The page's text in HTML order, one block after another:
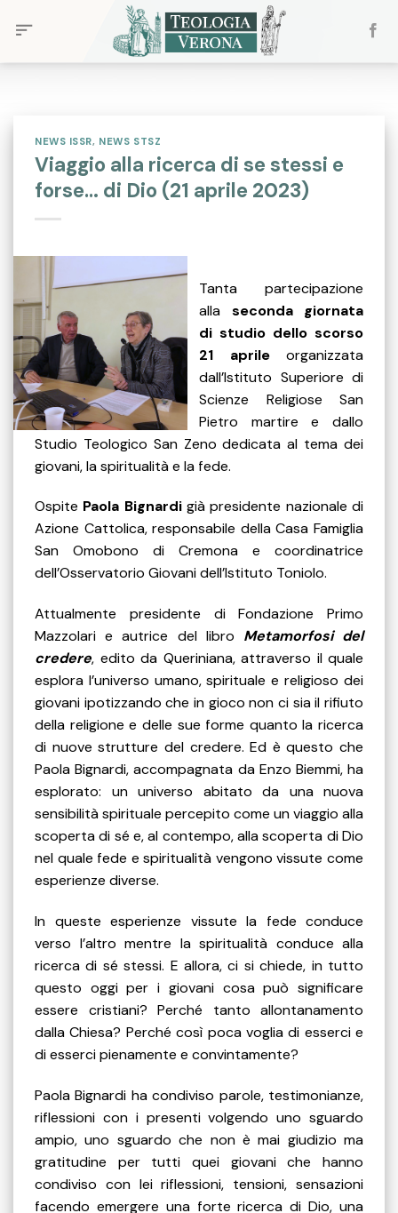
NEWS ISSR, NEWS STSZ
Viaggio alla ricerca di se stessi e
forse… di Dio (21 aprile 2023)
Tanta partecipazione
alla seconda giornata
di studio dello scorso
21 aprileorganizzata
dall’Istituto Superiore di
Scienze Religiose San
Pietro martire e dallo
Studio Teologico San Zeno dedicata al tema dei
giovani, la spiritualità e la fede.
Ospite Paola Bignardigià presidente nazionale di
Azione Cattolica, responsabile della Casa Famiglia
San Omobono di Cremona e coordinatrice
dell’Osservatorio Giovani dell’Istituto Toniolo.
Attualmente presidente di Fondazione Primo
Mazzolari e autrice del libro Metamorfosi del
credere, edito da Queriniana, attraverso il quale
esplora l’universo umano, spirituale e religioso dei
giovani ipotizzando che in gioco non ci sia il rifiuto
della religione e delle sue forme quanto la ricerca
di nuove strutture del credere. Ed è questo che
Paola Bignardi, accompagnata da Enzo Biemmi, ha
esplorato: un universo abitato da una nuova
sensibilità spirituale percepito come un viaggio alla
scoperta di sé e, al contempo, alla scoperta di Dio
nel quale fede e spiritualità vengono vissute come
esperienze diverse.
In queste esperienze vissute la fede conduce
verso l’altro mentre la spiritualità conduce alla
ricerca di sé stessi. E allora, ci si chiede, in tutto
questo oggi per i giovani cosa può significare
essere cristiani? Perché tanto allontanamento
dalla Chiesa? Perché così poca voglia di esserci e
di esserci pienamente e convintamente?
Paola Bignardi ha condiviso parole, testimonianze,
riflessioni con i presenti volgendo uno sguardo
ampio, uno sguardo che non è mai giudizio ma
gratitudine per tutti quei giovani che hanno
condiviso con lei riflessioni, tensioni, sensazioni
facendo emergere una forte ricerca di Dio, una